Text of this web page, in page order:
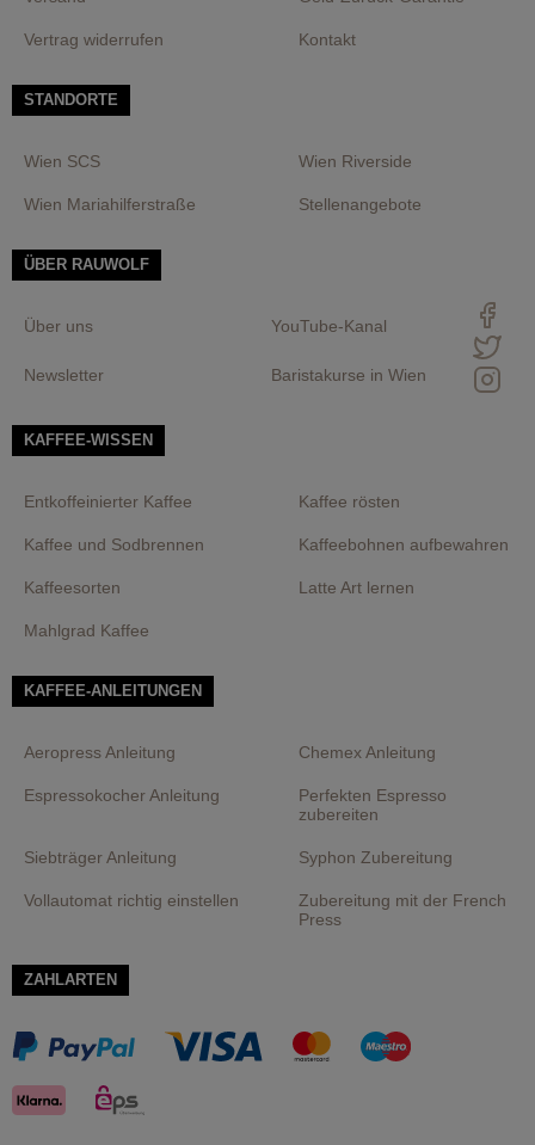
Vertrag widerrufen Kontakt
STANDORTE
Wien SCS Wien Riverside
Wien Mariahilferstraße Stellenangebote
ÜBER RAUWOLF
Über uns YouTube-Kanal
Newsletter Baristakurse in Wien
KAFFEE-WISSEN
Entkoffeinierter Kaffee Kaffee rösten
Kaffee und Sodbrennen Kaffeebohnen aufbewahren
Kaffeesorten Latte Art lernen
Mahlgrad Kaffee
KAFFEE-ANLEITUNGEN
Aeropress Anleitung Chemex Anleitung
Espressokocher Anleitung
Perfekten Espresso
zubereiten
Siebträger Anleitung Syphon Zubereitung
Vollautomat richtig einstellen
Zubereitung mit der French
Press
ZAHLARTEN